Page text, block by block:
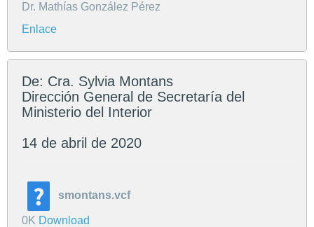
Dr. Mathías González Pérez
Enlace
De: Cra. Sylvia Montans
Dirección General de Secretaría del
Ministerio del Interior
14 de abril de 2020
smontans.vcf
0K Download